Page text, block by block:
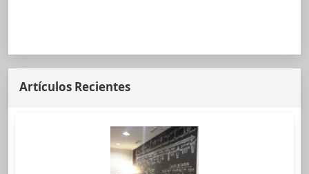
Artículos Recientes